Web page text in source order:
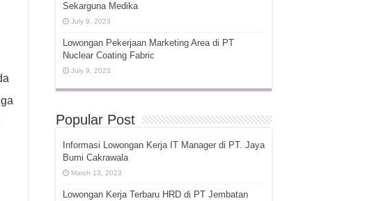
Sekarguna Medika
July 9, 2023
Lowongan Pekerjaan Marketing Area di PT
Nuclear Coating Fabric
July 9, 2023
Popular Post
Informasi Lowongan Kerja IT Manager di PT. Jaya
Bumi Cakrawala
March 13, 2023
Lowongan Kerja Terbaru HRD di PT Jembatan